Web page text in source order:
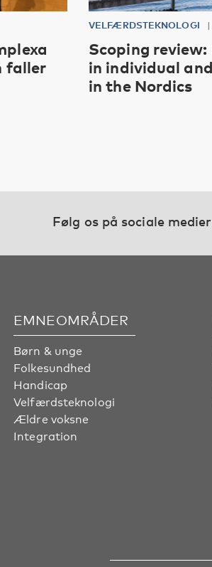
faller
VELFÆRDSTEKNOLOGI
Scoping
in individual
in the Nordics
Følg os på sociale
EMNEOMRÅDER
Børn & unge
Folkesundhed
Handicap
Velfærdsteknologi
Ældre voksne
Integration